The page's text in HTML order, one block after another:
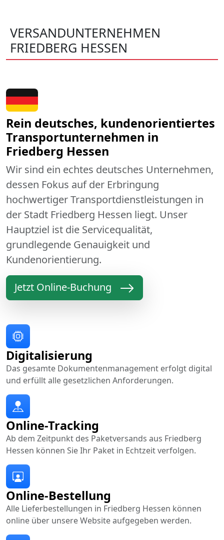
VERSANDUNTERNEHMEN
FRIEDBERG HESSEN
Rein deutsches, kundenorientiertes
Transportunternehmen in
Friedberg Hessen
Wir sind ein echtes deutsches Unternehmen,
dessen Fokus auf der Erbringung
hochwertiger Transportdienstleistungen in
der Stadt Friedberg Hessen liegt. Unser
Hauptziel ist die Servicequalität,
grundlegende Genauigkeit und
Kundenorientierung.
Jetzt Online-Buchung
Online-Bestellung
Alle Lieferbestellungen in Friedberg Hessen können
online über unsere Website aufgegeben werden.
Online-Tracking
Ab dem Zeitpunkt des Paketversands aus Friedberg
Hessen können Sie Ihr Paket in Echtzeit verfolgen.
Digitalisierung
Das gesamte Dokumentenmanagement erfolgt digital
und erfüllt alle gesetzlichen Anforderungen.